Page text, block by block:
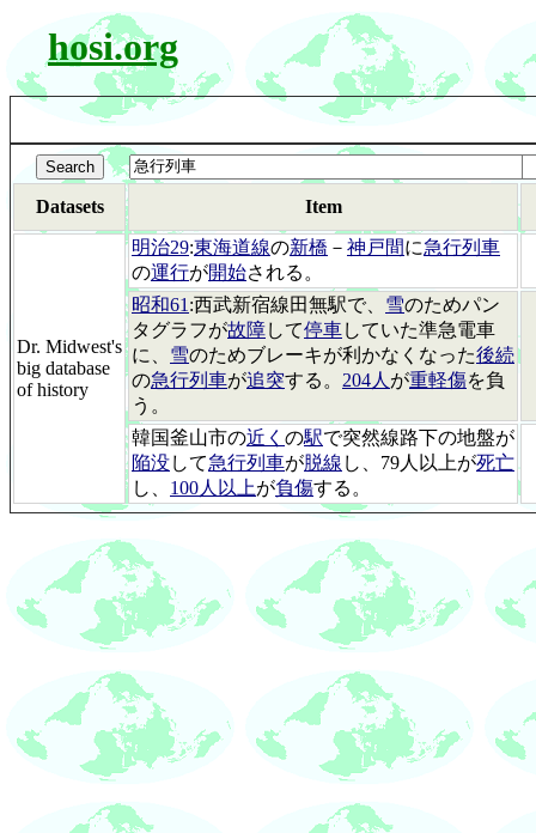
hosi.org
Datasets Item
Dr. Midwest's
big database
of history
明治29:東海道線の新橋 － 神戸間に急行列車
の運行が開始される。
昭和61 :西武新宿線田無駅で、 雪のためパン
タグラフが故障して停車していた準急電車
に、 雪のためブレーキが利かなくなった後続
の急行列車が追突する。 204人 が重軽傷を負
う。
韓国釜山市の近く の駅で突然線路下の地盤が
陥没して急行列車が脱線 し、79人以上が死亡
し、 100人以上が負傷する。